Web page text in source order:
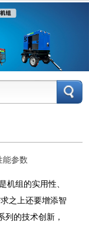
能参数
机组的实用性、
之上还要增添智
列的技术创新，